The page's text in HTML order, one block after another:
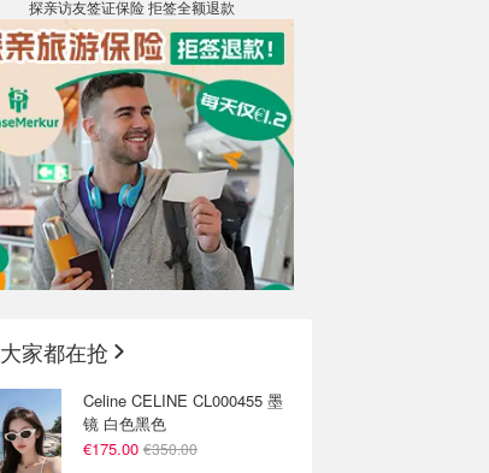
探亲访友签证保险 拒签全额退款
大家都在抢
Celine CELINE CL000455 墨
镜 白色黑色
€175.00 €350.00